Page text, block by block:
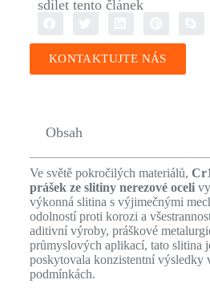
sdílet tento článek
KONTAKTUJTE NÁS
Obsah
Ve světě pokročilých materiálů,
prášek ze slitiny nerezové oceli
výkonná slitina s výjimečnými
odolností proti korozi a
aditivní výroby, práškové
průmyslových aplikací, tato slitina
poskytovala konzistentní výsledky
podmínkách.